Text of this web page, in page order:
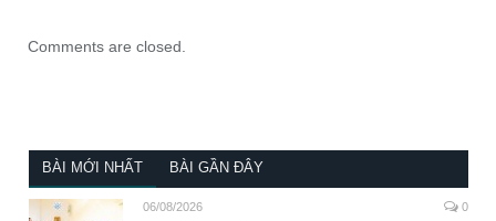
Comments are closed.
BÀI MỚI NHẤT BÀI GẦN ĐÂY
06/08/2026 0